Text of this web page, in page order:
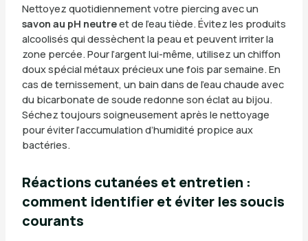
Nettoyez quotidiennement votre piercing avec un
savon au pH neutreet de l’eau tiède. Évitez les produits
alcoolisés qui dessèchent la peau et peuvent irriter la
zone percée. Pour l’argent lui-même, utilisez un chiffon
doux spécial métaux précieux une fois par semaine. En
cas de ternissement, un bain dans de l’eau chaude avec
du bicarbonate de soude redonne son éclat au bijou.
Séchez toujours soigneusement après le nettoyage
pour éviter l’accumulation d’humidité propice aux
bactéries.
Réactions cutanées et entretien :
comment identifier et éviter les soucis
courants